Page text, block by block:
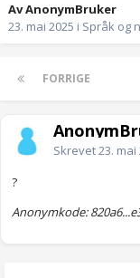
Av AnonymBruker
23. mai 2025 i Språk og
FORRIGE
Skrevet23. mai
?
Anonymkode: